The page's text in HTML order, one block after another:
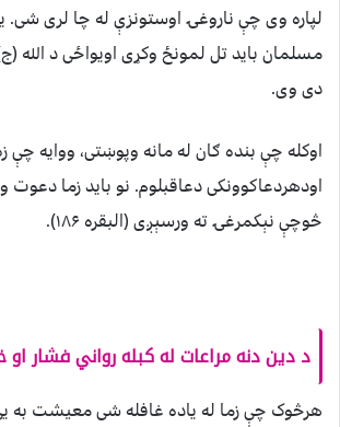
لپاره وی چې ناروغۍ اوستونزې له چا لری شی.
مسلمان باید تل لمونځ وکړی اویواځی د الله
دی وی.
اوکله چې بنده ګان له مانه وپوښتی، ووایه
اودهردعاکوونکی دعاقبلوم. نو باید زما دعوت
څوچې نېکمرغۍ ته ورسېږی (البقره ۱۸۶).
د دين دنه مراعات له کبله رواني فشار او
هرڅوک چې زما له یاده غافله شی معیشت به